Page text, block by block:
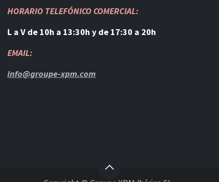
HORARIO TELEFÓNICO COMERCIAL:
L a V de 10h a 13:30h y de 17:30 a 20h
EMAIL:
info@groupe-xpm.com